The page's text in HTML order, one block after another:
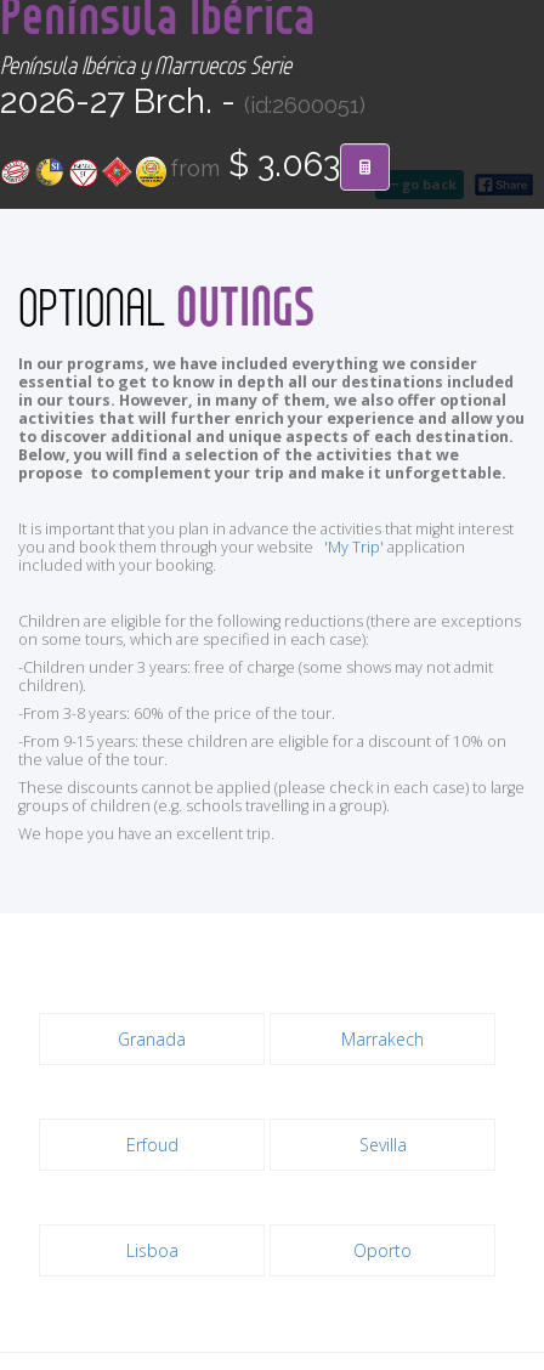
CONTACT
go back
Península Ibérica
Península Ibérica y Marruecos Serie
2026-27 Brch. - (id:2600051)
from $ 3.063
OPTIONALOUTINGS
In our programs, we have included everything we consider
essential to get to know in depth all our destinations included
in our tours. However, in many of them, we also offer optional
activities that will further enrich your experience and allow you
to discover additional and unique aspects of each destination.
Below, you will find a selection of the activities that we
propose to complement your trip and make it unforgettable.
It is important that you plan in advance the activities that might interest
you and book them through your website 'My Trip' application
included with your booking.
Children are eligible for the following reductions (there are exceptions
on some tours, which are specified in each case):
-Children under 3 years: free of charge (some shows may not admit
children).
-From 3-8 years: 60% of the price of the tour.
-From 9-15 years: these children are eligible for a discount of 10% on
the value of the tour.
These discounts cannot be applied (please check in each case) to large
groups of children (e.g. schools travelling in a group).
We hope you have an excellent trip.
Granada Marrakech
Erfoud Sevilla
Lisboa Oporto